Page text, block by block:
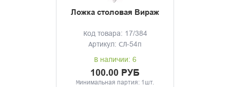
Ложка столовая Вираж
Код товара: 17/384
Артикул: СЛ-54п
В наличии: 6
100.00 РУБ
Минимальная партия: 1шт.